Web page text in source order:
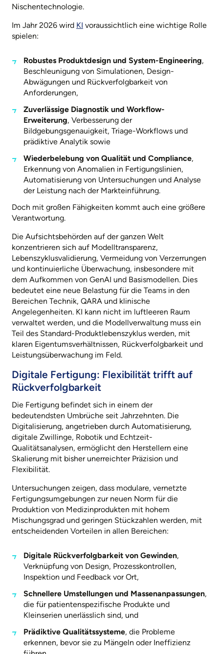
Nischentechnologie.
Im Jahr 2026 wird KI voraussichtlich eine wichtige Rolle
spielen:
Robustes Produktdesign und System-Engineering,
Beschleunigung von Simulationen, Design-
Abwägungen und Rückverfolgbarkeit von
Anforderungen,
Zuverlässige Diagnostik und Workflow-
Erweiterung, Verbesserung der
Bildgebungsgenauigkeit, Triage-Workflows und
prädiktive Analytik sowie
Wiederbelebung von Qualität und Compliance,
Erkennung von Anomalien in Fertigungslinien,
Automatisierung von Untersuchungen und Analyse
der Leistung nach der Markteinführung.
Doch mit großen Fähigkeiten kommt auch eine größere
Verantwortung.
Die Aufsichtsbehörden auf der ganzen Welt
konzentrieren sich auf Modelltransparenz,
Lebenszyklusvalidierung, Vermeidung von Verzerrungen
und kontinuierliche Überwachung, insbesondere mit
dem Aufkommen von GenAI und Basismodellen. Dies
bedeutet eine neue Belastung für die Teams in den
Bereichen Technik, QARA und klinische
Angelegenheiten. KI kann nicht im luftleeren Raum
verwaltet werden, und die Modellverwaltung muss ein
Teil des Standard-Produktlebenszyklus werden, mit
klaren Eigentumsverhältnissen, Rückverfolgbarkeit und
Leistungsüberwachung im Feld.
Digitale Fertigung: Flexibilität trifft auf
Rückverfolgbarkeit
Die Fertigung befindet sich in einem der
bedeutendsten Umbrüche seit Jahrzehnten. Die
Digitalisierung, angetrieben durch Automatisierung,
digitale Zwillinge, Robotik und Echtzeit-
Qualitätsanalysen, ermöglicht den Herstellern eine
Skalierung mit bisher unerreichter Präzision und
Flexibilität.
Untersuchungen zeigen, dass modulare, vernetzte
Fertigungsumgebungen zur neuen Norm für die
Produktion von Medizinprodukten mit hohem
Mischungsgrad und geringen Stückzahlen werden, mit
entscheidenden Vorteilen in allen Bereichen:
Digitale Rückverfolgbarkeit von Gewinden,
Verknüpfung von Design, Prozesskontrollen,
Inspektion und Feedback vor Ort,
Schnellere Umstellungen und Massenanpassungen,
die für patientenspezifische Produkte und
Kleinserien unerlässlich sind, und
Prädiktive Qualitätssysteme, die Probleme
erkennen, bevor sie zu Mängeln oder Ineffizienz